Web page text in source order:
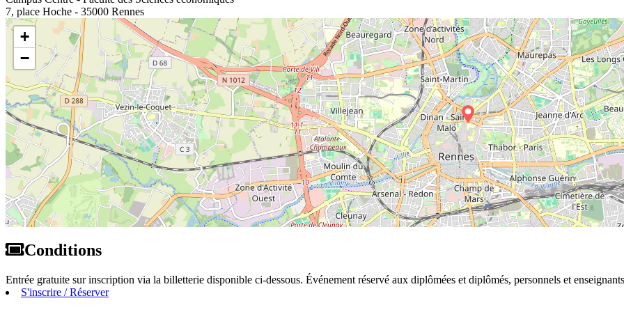
7, place Hoche - 35000 Rennes
+
−
Conditions
Entrée gratuite sur inscription via la billetterie disponible ci-dessous. Événement réservé aux diplômées et diplômés, personnels et
S'inscrire / Réserver